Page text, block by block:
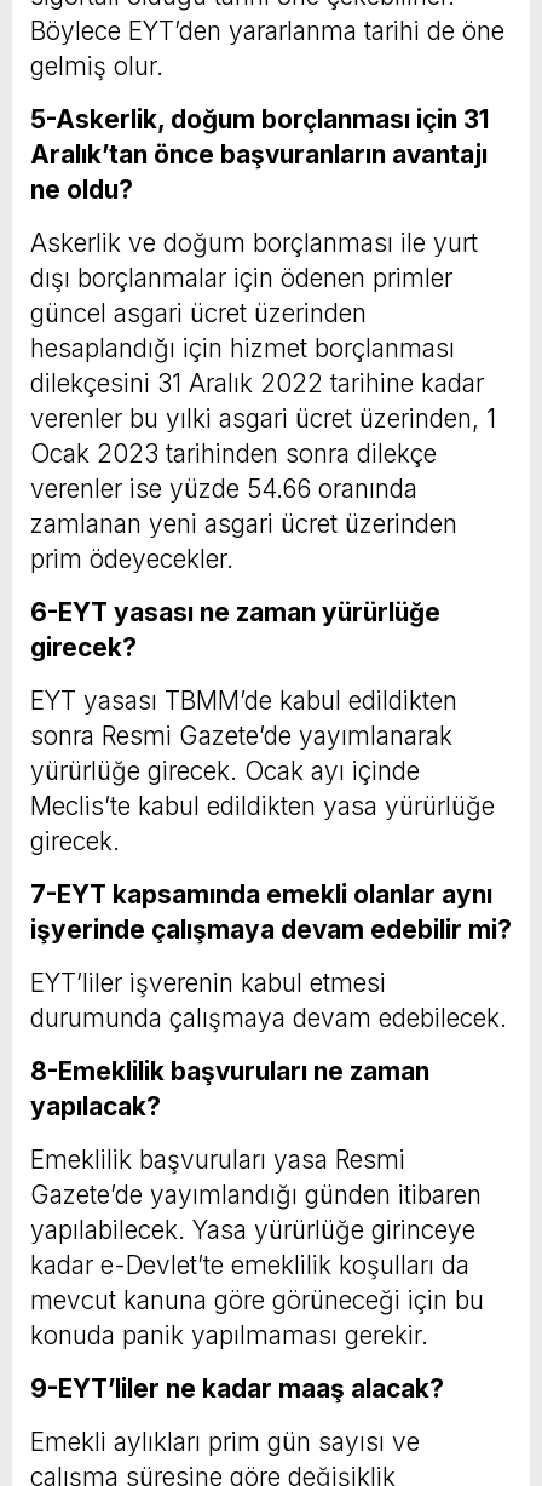
Böylece EYT’den yararlanma tarihi de öne
gelmiş olur.
5-Askerlik, doğum borçlanması için 31
Aralık’tan önce başvuranların avantajı
ne oldu?
Askerlik ve doğum borçlanması ile yurt
dışı borçlanmalar için ödenen primler
güncel asgari ücret üzerinden
hesaplandığı için hizmet borçlanması
dilekçesini 31 Aralık 2022 tarihine kadar
verenler bu yılki asgari ücret üzerinden, 1
Ocak 2023 tarihinden sonra dilekçe
verenler ise yüzde 54.66 oranında
zamlanan yeni asgari ücret üzerinden
prim ödeyecekler.
6-EYT yasası ne zaman yürürlüğe
girecek?
EYT yasası TBMM’de kabul edildikten
sonra Resmi Gazete’de yayımlanarak
yürürlüğe girecek. Ocak ayı içinde
Meclis’te kabul edildikten yasa yürürlüğe
girecek.
7-EYT kapsamında emekli olanlar aynı
işyerinde çalışmaya devam edebilir mi?
EYT’liler işverenin kabul etmesi
durumunda çalışmaya devam edebilecek.
8-Emeklilik başvuruları ne zaman
yapılacak?
Emeklilik başvuruları yasa Resmi
Gazete’de yayımlandığı günden itibaren
yapılabilecek. Yasa yürürlüğe girinceye
kadar e-Devlet’te emeklilik koşulları da
mevcut kanuna göre görüneceği için bu
konuda panik yapılmaması gerekir.
9-EYT’liler ne kadar maaş alacak?
Emekli aylıkları prim gün sayısı ve
çalışma süresine göre değişiklik